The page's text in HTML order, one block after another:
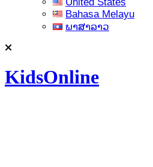
Bahasa Melayu
ພາສາລາວ
KidsOnline